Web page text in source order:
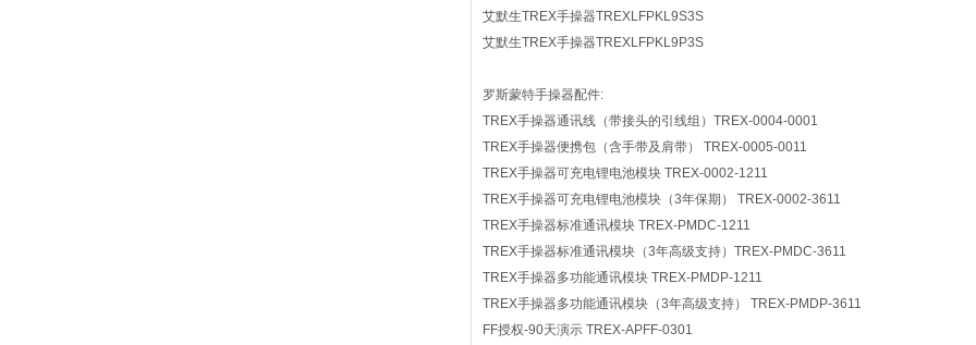
艾默生TREX手操器TREXLFPKL9S3S
艾默生TREX手操器TREXLFPKL9P3S
罗斯蒙特手操器配件:
TREX手操器通讯线（带接头的引线组）TREX-0004-0001
TREX手操器便携包（含手带及肩带） TREX-0005-0011
TREX手操器可充电锂电池模块 TREX-0002-1211
TREX手操器可充电锂电池模块（3年保期） TREX-0002-3611
TREX手操器标准通讯模块 TREX-PMDC-1211
TREX手操器标准通讯模块（3年高级支持）TREX-PMDC-3611
TREX手操器多功能通讯模块 TREX-PMDP-1211
TREX手操器多功能通讯模块（3年高级支持） TREX-PMDP-3611
FF授权-90天演示 TREX-APFF-0301